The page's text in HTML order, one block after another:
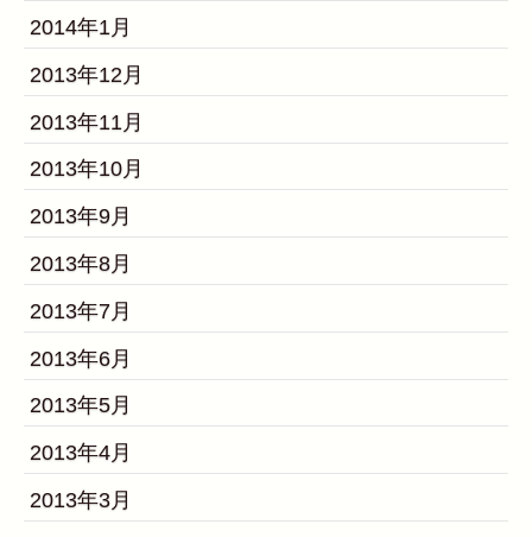
2014年1月
2013年12月
2013年11月
2013年10月
2013年9月
2013年8月
2013年7月
2013年6月
2013年5月
2013年4月
2013年3月